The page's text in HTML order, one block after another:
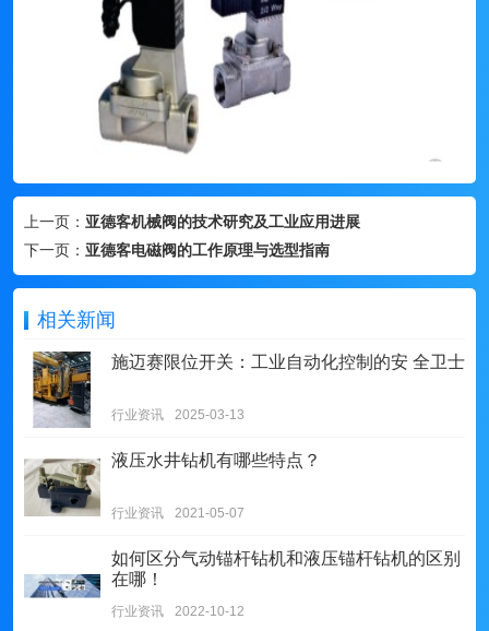
上一页： 亚德客机械阀的技术研究及工业应用进展
下一页： 亚德客电磁阀的工作原理与选型指南
相关新闻
施迈赛限位开关：工业自动化控制的安 全卫士
行业资讯 2025-03-13
液压水井钻机有哪些特点？
行业资讯 2021-05-07
如何区分气动锚杆钻机和液压锚杆钻机的区别
在哪！
行业资讯 2022-10-12